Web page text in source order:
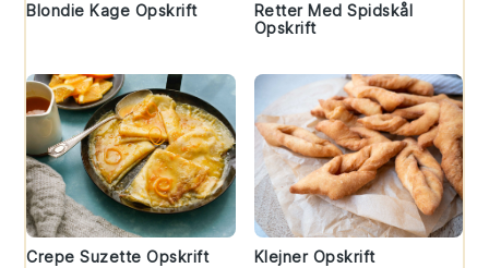
Blondie Kage Opskrift
Retter Med Spidskål
Opskrift
Crepe Suzette Opskrift Klejner Opskrift